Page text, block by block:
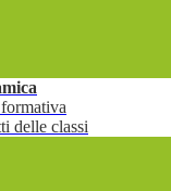
delle classi